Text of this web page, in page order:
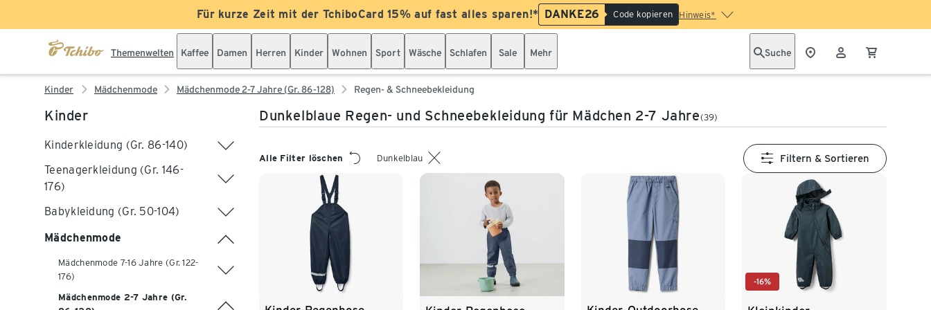
Für kurze Zeit mit der TchiboCard 15% auf fast alles sparen!* DANKE26 Code kopieren Hinweis*
Themenwelten Kaffee Damen Herren Kinder Wohnen Sport Wäsche Schlafen Sale Mehr Suche
Kinder Mädchenmode Mädchenmode 2-7 Jahre (Gr. 86-128) Regen- & Schneebekleidung
Kinder
Kinderkleidung (Gr. 86-140)
Teenagerkleidung (Gr. 146-
176)
Babykleidung (Gr. 50-104)
Mädchenmode
Mädchenmode 7-16 Jahre (Gr. 122-
176)
Mädchenmode 2-7 Jahre (Gr.
Dunkelblaue Regen- und Schneebekleidung für Mädchen 2-7 Jahre(39)
Alle Filter löschen Dunkelblau Filtern & Sortieren
-16%